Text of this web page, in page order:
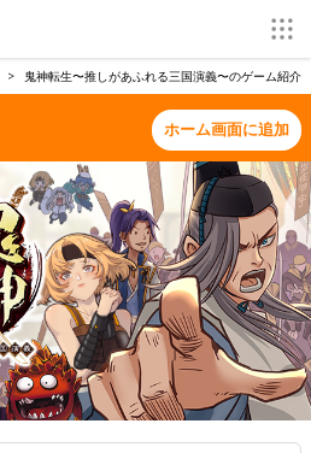
鬼神転生〜推しがあふれる三国演義〜のゲーム紹
ホーム画面に追加